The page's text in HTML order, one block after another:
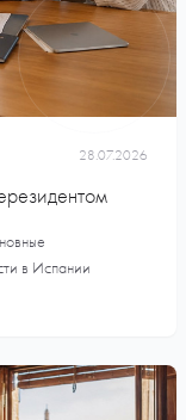
28.07.2026
в Испании